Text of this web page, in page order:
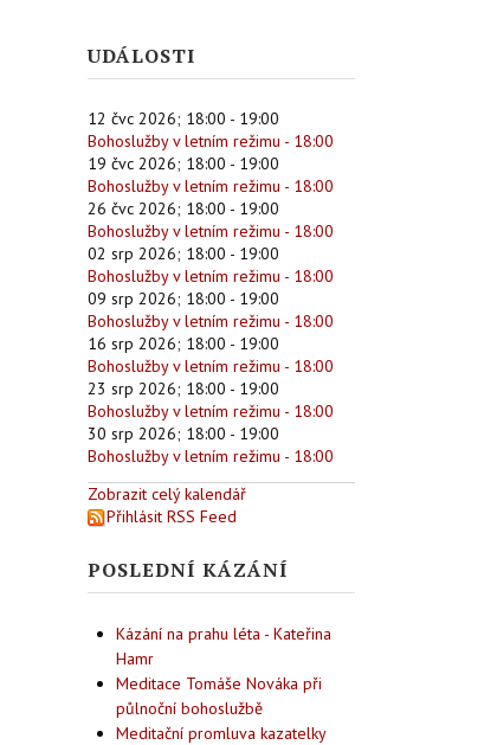
UDÁLOSTI
12 čvc 2026; 18:00 - 19:00
Bohoslužby v letním režimu - 18:00
19 čvc 2026; 18:00 - 19:00
Bohoslužby v letním režimu - 18:00
26 čvc 2026; 18:00 - 19:00
Bohoslužby v letním režimu - 18:00
02 srp 2026; 18:00 - 19:00
Bohoslužby v letním režimu - 18:00
09 srp 2026; 18:00 - 19:00
Bohoslužby v letním režimu - 18:00
16 srp 2026; 18:00 - 19:00
Bohoslužby v letním režimu - 18:00
23 srp 2026; 18:00 - 19:00
Bohoslužby v letním režimu - 18:00
30 srp 2026; 18:00 - 19:00
Bohoslužby v letním režimu - 18:00
Zobrazit celý kalendář
Přihlásit RSS Feed
POSLEDNÍ KÁZÁNÍ
Kázání na prahu léta - Kateřina
Hamr
Meditace Tomáše Nováka při
půlnoční bohoslužbě
Meditační promluva kazatelky